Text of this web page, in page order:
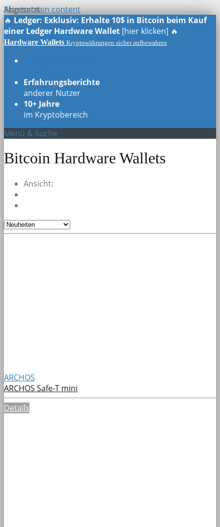
Skip to main content
🔥 Ledger: Exklusiv: Erhalte 10$ in Bitcoin beim Kauf
einer Ledger Hardware Wallet [hier klicken] 🔥
Hardware Wallets Kryptowährungen sicher aufbewahren
Erfahrungsberichte
anderer Nutzer
10+ Jahre
im Kryptobereich
Menü & Suche
Bitcoin Hardware Wallets
Ansicht:
Abgesetzt
ARCHOS
ARCHOS Safe-T mini
Details
Abgesetzt
Abgesetzt
Abgesetzt
Abgesetzt